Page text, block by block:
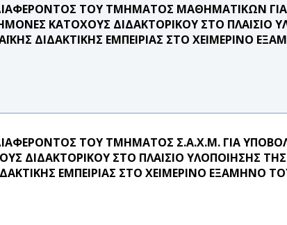
ΤΟΥ ΤΜΗΜΑΤΟΣ ΜΑΘΗΜΑΤΙΚΩΝ
ΚΑΤΟΧΟΥΣ ΔΙΔΑΚΤΟΡΙΚΟΥ ΣΤΟ ΠΛΑΙΣΙΟ
ΔΙΔΑΚΤΙΚΗΣ ΕΜΠΕΙΡΙΑΣ ΣΤΟ ΧΕΙΜΕΡΙΝΟ
ΤΟΥ ΤΜΗΜΑΤΟΣ Σ.Α.Χ.Μ. ΓΙΑ
ΔΙΔΑΚΤΟΡΙΚΟΥ ΣΤΟ ΠΛΑΙΣΙΟ ΥΛΟΠΟΙΗΣΗΣ
ΕΜΠΕΙΡΙΑΣ ΣΤΟ ΧΕΙΜΕΡΙΝΟ ΕΞΑΜΗΝΟ